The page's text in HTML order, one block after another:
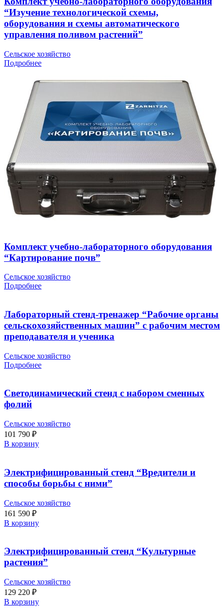
“Изучение технологической схемы,
оборудования и схемы автоматического
управления поливом растений”
Сельское хозяйство
Подробнее
Комплект учебно-лабораторного оборудования
“Картирование почв”
Сельское хозяйство
Подробнее
Лабораторный стенд-тренажер “Рабочие органы
сельскохозяйственных машин” с рабочим местом
преподавателя и ученика
Сельское хозяйство
Подробнее
Светодинамический стенд с набором сменных
фолий
Сельское хозяйство
101 790 ₽
В корзину
Электрифицированный стенд “Вредители и
способы борьбы с ними”
Сельское хозяйство
161 590 ₽
В корзину
Электрифицированный стенд “Культурные
растения”
Сельское хозяйство
129 220 ₽
В корзину